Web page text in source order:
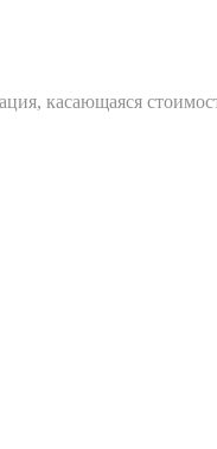
касающаяся